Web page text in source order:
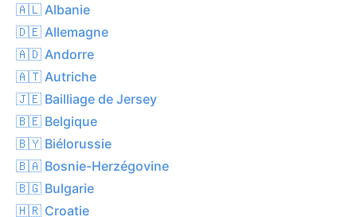
🇦🇱 Albanie
🇩🇪 Allemagne
🇦🇩 Andorre
🇦🇹 Autriche
🇯🇪 Bailliage de Jersey
🇧🇪 Belgique
🇧🇾 Biélorussie
🇧🇦 Bosnie-Herzégovine
🇧🇬 Bulgarie
🇭🇷 Croatie